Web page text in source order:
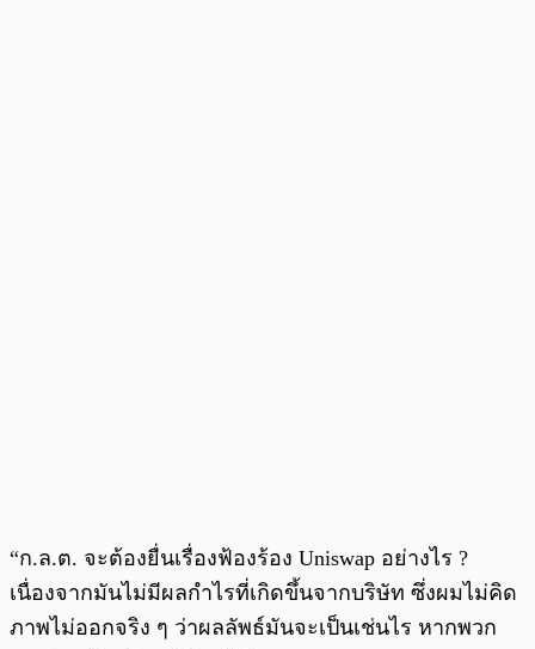
“ก.ล.ต. จะต้องยื่นเรื่องฟ้องร้อง Uniswap อย่างไร ?
เนื่องจากมันไม่มีผลกำไรที่เกิดขึ้นจากบริษัท ซึ่งผมไม่คิด
ภาพไม่ออกจริง ๆ ว่าผลลัพธ์มันจะเป็นเช่นไร หากพวก